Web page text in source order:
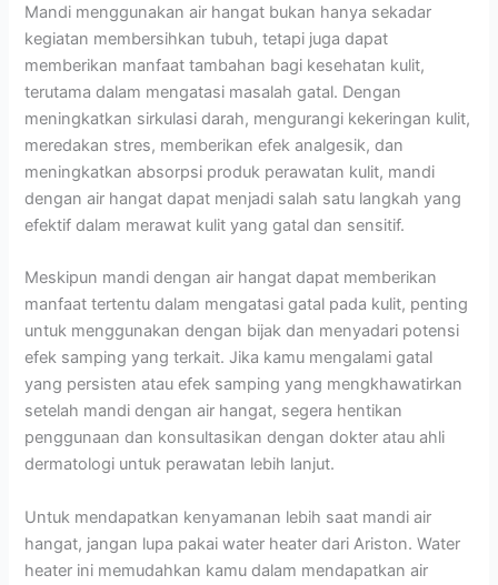
Mandi menggunakan air hangat bukan hanya sekadar
kegiatan membersihkan tubuh, tetapi juga dapat
memberikan manfaat tambahan bagi kesehatan kulit,
terutama dalam mengatasi masalah gatal. Dengan
meningkatkan sirkulasi darah, mengurangi kekeringan kulit,
meredakan stres, memberikan efek analgesik, dan
meningkatkan absorpsi produk perawatan kulit, mandi
dengan air hangat dapat menjadi salah satu langkah yang
efektif dalam merawat kulit yang gatal dan sensitif.
Meskipun mandi dengan air hangat dapat memberikan
manfaat tertentu dalam mengatasi gatal pada kulit, penting
untuk menggunakan dengan bijak dan menyadari potensi
efek samping yang terkait. Jika kamu mengalami gatal
yang persisten atau efek samping yang mengkhawatirkan
setelah mandi dengan air hangat, segera hentikan
penggunaan dan konsultasikan dengan dokter atau ahli
dermatologi untuk perawatan lebih lanjut.
Untuk mendapatkan kenyamanan lebih saat mandi air
hangat, jangan lupa pakai water heater dari Ariston. Water
heater ini memudahkan kamu dalam mendapatkan air